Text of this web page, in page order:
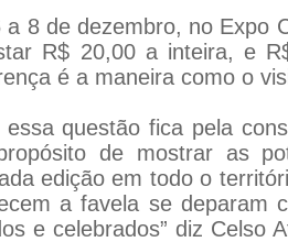
8 de dezembro, no Expo
R$ 20,00 a inteira, e
é a maneira como o
questão fica pela
de mostrar as
edição em todo o
a favela se deparam
e celebrados” diz Celso